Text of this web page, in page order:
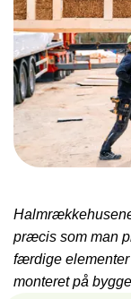
præcis som man
færdige
monteret på